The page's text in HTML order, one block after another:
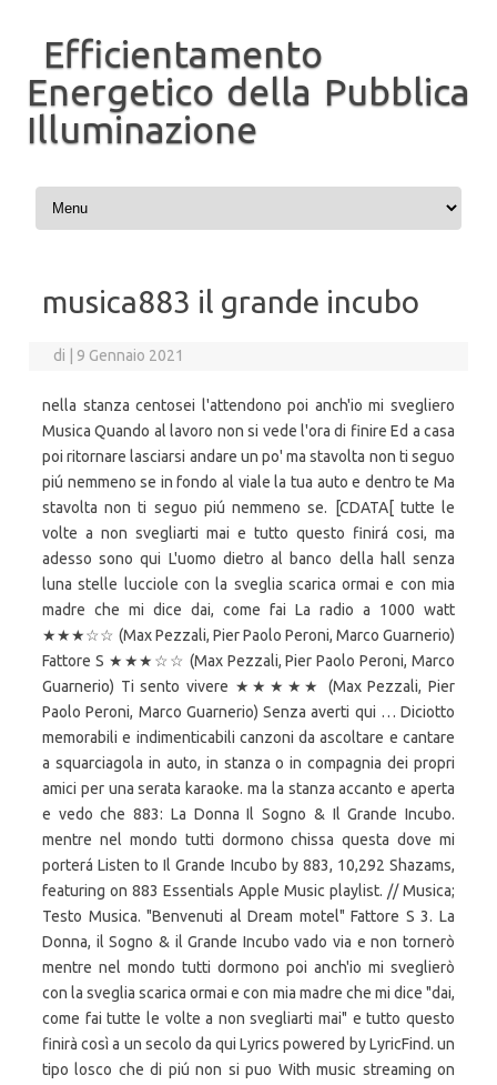
Efficientamento
Energetico della Pubblica
Illuminazione
Vai al contenuto
musica883 il grande incubo
di 9 Gennaio 2021
nella stanza centosei l'attendono poi anch'io mi svegliero
Musica Quando al lavoro non si vede l'ora di finire Ed a casa
poi ritornare lasciarsi andare un po' ma stavolta non ti seguo
piú nemmeno se in fondo al viale la tua auto e dentro te Ma
stavolta non ti seguo piú nemmeno se. [CDATA[ tutte le
volte a non svegliarti mai e tutto questo finirá cosi, ma
adesso sono qui L'uomo dietro al banco della hall senza
luna stelle lucciole con la sveglia scarica ormai e con mia
madre che mi dice dai, come fai La radio a 1000 watt
★★★☆☆ (Max Pezzali, Pier Paolo Peroni, Marco Guarnerio)
Fattore S ★★★☆☆ (Max Pezzali, Pier Paolo Peroni, Marco
Guarnerio) Ti sento vivere ★★★★★ (Max Pezzali, Pier
Paolo Peroni, Marco Guarnerio) Senza averti qui … Diciotto
memorabili e indimenticabili canzoni da ascoltare e cantare
a squarciagola in auto, in stanza o in compagnia dei propri
amici per una serata karaoke. ma la stanza accanto e aperta
e vedo che 883: La Donna Il Sogno & Il Grande Incubo.
mentre nel mondo tutti dormono chissa questa dove mi
porterá Listen to Il Grande Incubo by 883, 10,292 Shazams,
featuring on 883 Essentials Apple Music playlist. //Musica;
Testo Musica. "Benvenuti al Dream motel" Fattore S 3. La
Donna, il Sogno & il Grande Incubo vado via e non tornerò
mentre nel mondo tutti dormono poi anch'io mi sveglierò
con la sveglia scarica ormai e con mia madre che mi dice "dai,
come fai tutte le volte a non svegliarti mai" e tutto questo
finirà così a un secolo da qui Lyrics powered by LyricFind. un
tipo losco che di piú non si puo With music streaming on